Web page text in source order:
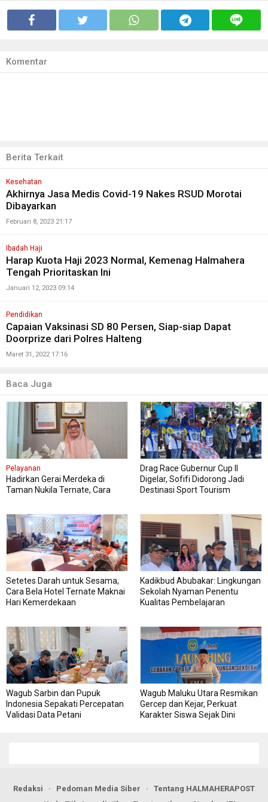
Komentar
Berita Terkait
Kesehatan
Akhirnya Jasa Medis Covid-19 Nakes RSUD Morotai
Dibayarkan
Februari 8, 2023 21:17
Ibadah Haji
Harap Kuota Haji 2023 Normal, Kemenag Halmahera
Tengah Prioritaskan Ini
Januari 12, 2023 09:14
Pendidikan
Capaian Vaksinasi SD 80 Persen, Siap-siap Dapat
Doorprize dari Polres Halteng
Maret 31, 2022 17:16
Baca Juga
Pelayanan
Hadirkan Gerai Merdeka di
Taman Nukila Ternate, Cara
Drag Race Gubernur Cup II
Digelar, Sofifi Didorong Jadi
Destinasi Sport Tourism
Setetes Darah untuk Sesama,
Cara Bela Hotel Ternate Maknai
Hari Kemerdekaan
Kadikbud Abubakar: Lingkungan
Sekolah Nyaman Penentu
Kualitas Pembelajaran
Wagub Sarbin dan Pupuk
Indonesia Sepakati Percepatan
Validasi Data Petani
Wagub Maluku Utara Resmikan
Gercep dan Kejar, Perkuat
Karakter Siswa Sejak Dini
Redaksi Pedoman Media Siber
Tentang HALMAHERAPOST